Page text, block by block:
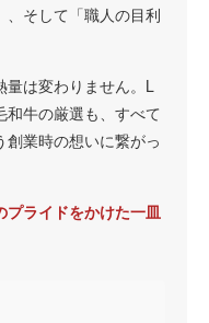
、そして「職人の目利
量は変わりません。L
牛の厳選も、すべて
業時の想いに繋がっ
プライドをかけた一皿